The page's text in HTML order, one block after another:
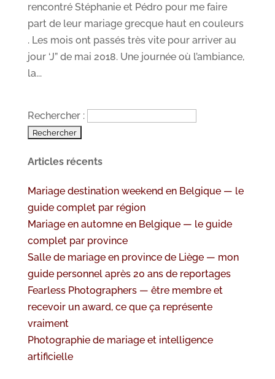
rencontré Stéphanie et Pédro pour me faire
part de leur mariage grecque haut en couleurs
. Les mois ont passés très vite pour arriver au
jour ‘J” de mai 2018. Une journée où l’ambiance,
la...
Rechercher :
Articles récents
Mariage destination weekend en Belgique — le
guide complet par région
Mariage en automne en Belgique — le guide
complet par province
Salle de mariage en province de Liège — mon
guide personnel après 20 ans de reportages
Fearless Photographers — être membre et
recevoir un award, ce que ça représente
vraiment
Photographie de mariage et intelligence
artificielle